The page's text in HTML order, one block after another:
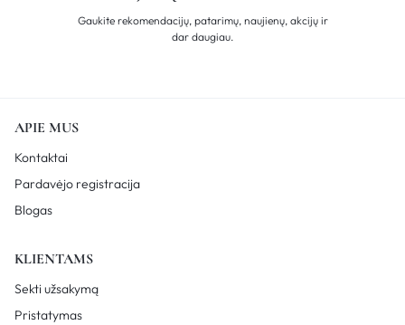
Gaukite rekomendacijų, patarimų, naujienų, akcijų ir
dar daugiau.
APIE MUS
Kontaktai
Pardavėjo registracija
Blogas
KLIENTAMS
Sekti užsakymą
Pristatymas